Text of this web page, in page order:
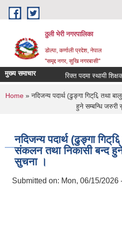
Skip to main content
ठुली भेरी नगरपालिका
डाेल्पा, कर्णाली प्रदेश, नेपाल
''समृद्द नगर, सुखि नगरबासी''
मुख्य समाचार रिक्त पदमा स्थायी शिक्षक
You are here
Home » नदिजन्य पदार्थ (ढुङ्गा गिट्६ि तथा
हुने सम्बन्धि जरुरी
नदिजन्य पदार्थ (ढुङ्गा
संकलन तथा निकासी बन्द
सुचना ।
Submitted on: Mon, 06/15/2026